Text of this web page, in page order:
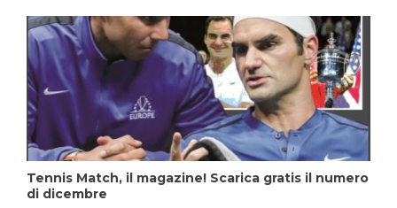
Tennis Match, il magazine! Scarica gratis il numero
di dicembre